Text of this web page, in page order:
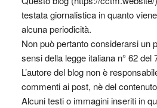
testata giornalistica in quanto
alcuna periodicità.
Non può pertanto considerarsi un
sensi della legge italiana n° 62 del
L’autore del blog non è
commenti ai post, nè del
Alcuni testi o immagini inseriti in